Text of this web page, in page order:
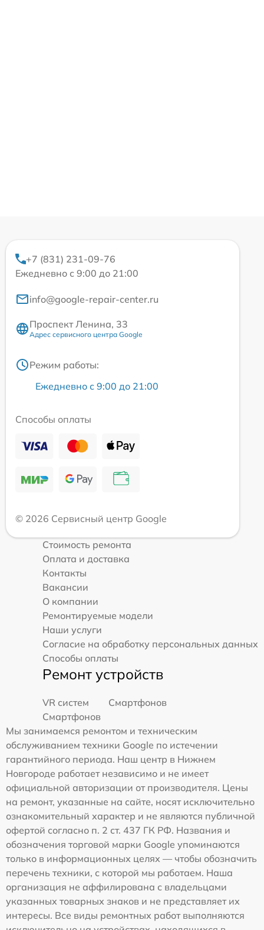
+7 (831) 231-09-76
Ежедневно с 9:00 до 21:00
info@google-repair-center.ru
Проспект Ленина, 33
Адрес сервисного центра Google
Режим работы:
Ежедневно с 9:00 до 21:00
Способы оплаты
© 2026 Сервисный центр Google
Стоимость ремонта
Оплата и доставка
Контакты
Вакансии
О компании
Ремонтируемые модели
Наши услуги
Согласие на обработку персональных данных
Способы оплаты
Ремонт устройств
VR систем
Смартфонов
Смартфонов
Мы занимаемся ремонтом и техническим
обслуживанием техники Google по истечении
гарантийного периода. Наш центр в Нижнем
Новгороде работает независимо и не имеет
официальной авторизации от производителя. Цены
на ремонт, указанные на сайте, носят исключительно
ознакомительный характер и не являются публичной
офертой согласно п. 2 ст. 437 ГК РФ. Названия и
обозначения торговой марки Google упоминаются
только в информационных целях — чтобы обозначить
перечень техники, с которой мы работаем. Наша
организация не аффилирована с владельцами
указанных товарных знаков и не представляет их
интересы. Все виды ремонтных работ выполняются